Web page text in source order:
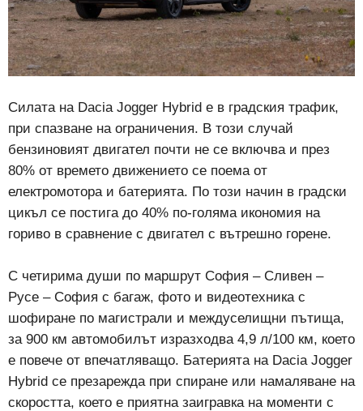
Силата на Dacia Jogger Hybrid е в градския трафик,
при спазване на ограничения. В този случай
бензиновият двигател почти не се включва и през
80% от времето движението се поема от
електромотора и батерията. По този начин в градски
цикъл се постига до 40% по-голяма икономия на
гориво в сравнение с двигател с вътрешно горене.
С четирима души по маршрут София – Сливен –
Русе – София с багаж, фото и видеотехника с
шофиране по магистрали и междуселищни пътища,
за 900 км автомобилът изразходва 4,9 л/100 км, което
е повече от впечатляващо. Батерията на Dacia Jogger
Hybrid се презарежда при спиране или намаляване на
скоростта, което е приятна заигравка на моменти с